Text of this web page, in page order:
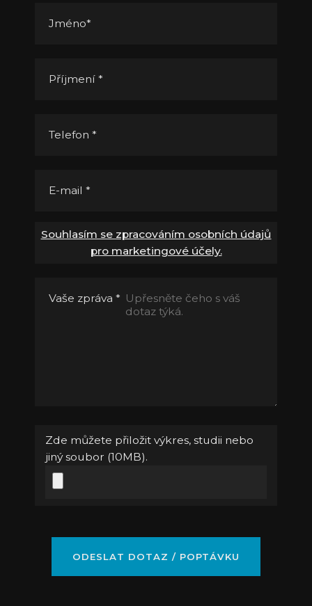
Jméno*
Příjmení *
Telefon *
E-mail *
Souhlasím se zpracováním osobních údajů
pro marketingové účely.
Vaše zpráva *
Zde můžete přiložit výkres, studii nebo
jiný soubor (10MB).